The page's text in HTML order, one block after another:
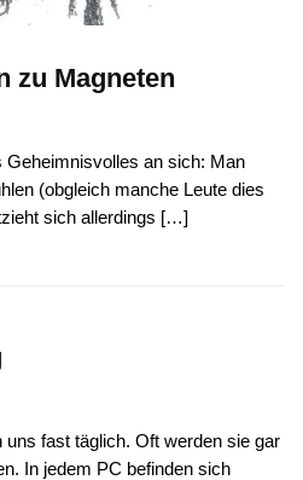
zu Magneten
an sich: Man
(obgleich manche Leute dies
sich allerdings […]
uns fast täglich. Oft werden sie gar
In jedem PC befinden sich